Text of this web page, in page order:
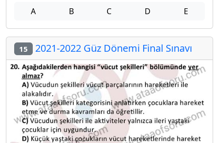
A B C D E
15 2021-2022 Güz Dönemi Final Sınavı